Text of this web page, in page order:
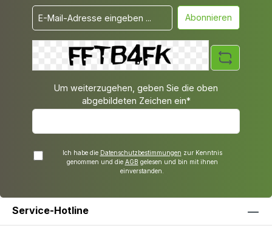
Abonnieren
Um weiterzugehen, geben Sie die oben
abgebildeten Zeichen ein*
Ich habe die Datenschutzbestimmungen zur Kenntnis
genommen und die AGB gelesen und bin mit ihnen
einverstanden.
Service-Hotline